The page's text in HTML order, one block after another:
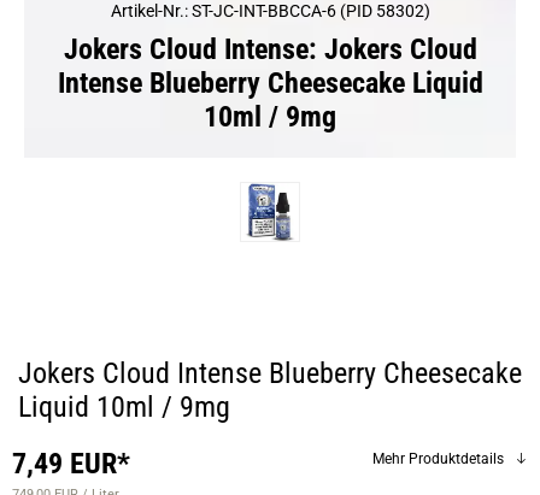
Artikel-Nr.: ST-JC-INT-BBCCA-6 (PID 58302)
Jokers Cloud Intense: Jokers Cloud
Intense Blueberry Cheesecake Liquid
10ml / 9mg
Jokers Cloud Intense Blueberry Cheesecake
Liquid 10ml / 9mg
7,49 EUR*
Mehr Produktdetails